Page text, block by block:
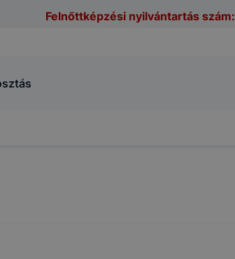
Felnőttképzési nyilvántartás szám:
ha ismét meglátogatja oldalunkat